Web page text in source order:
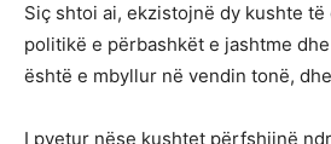
Siç shtoi ai, ekzistojnë dy kushte
politikë e përbashkët e jashtme
është e mbyllur në vendin tonë,
I pyetur nëse kushtet përfshijnë